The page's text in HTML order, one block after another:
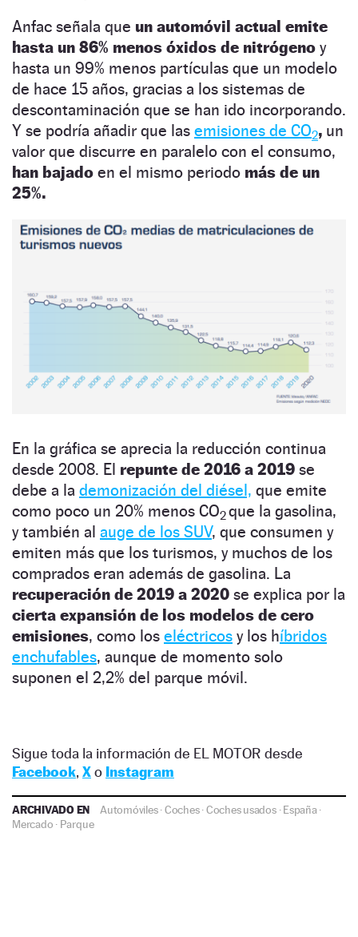
Anfac señala que un automóvil actual emite
hasta un 86% menos óxidos de nitrógeno y
hasta un 99% menos partículas que un modelo
de hace 15 años, gracias a los sistemas de
descontaminación que se han ido incorporando.
Y se podría añadir que las emisiones de CO2, un
valor que discurre en paralelo con el consumo,
han bajado en el mismo periodo más de un
25%.
En la gráfica se aprecia la reducción continua
desde 2008. El repunte de 2016 a 2019 se
debe a la demonización del diésel, que emite
como poco un 20% menos CO2que la gasolina,
y también al auge de los SUV, que consumen y
emiten más que los turismos, y muchos de los
comprados eran además de gasolina. La
recuperación de 2019 a 2020 se explica por la
cierta expansión de los modelos de cero
emisiones, como los eléctricos y los híbridos
enchufables, aunque de momento solo
suponen el 2,2% del parque móvil.
Sigue toda la información de EL MOTOR desde
Facebook, Xo Instagram
ARCHIVADO EN Automóviles·Coches·Coches usados·España·
Mercado · Parque